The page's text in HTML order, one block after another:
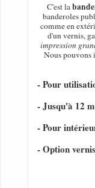
C'est la
banderoles
comme en
d'un vernis,
impression
Nous pouvons
- Pour
- Jusqu'à 12
- Pour
- Option